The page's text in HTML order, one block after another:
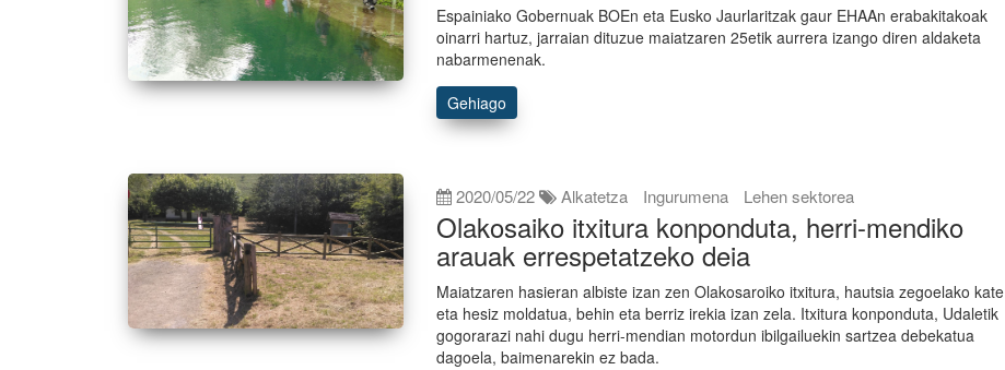
Espainiako Gobernuak BOEn eta Eusko Jaurlaritzak gaur EHAAn erabakitakoak
oinarri hartuz, jarraian dituzue maiatzaren 25etik aurrera izango diren aldaketa
nabarmenenak.
Gehiago
2020/05/22 Alkatetza Ingurumena Lehen sektorea
Olakosaiko itxitura konponduta, herri-mendiko
arauak errespetatzeko deia
Maiatzaren hasieran albiste izan zen Olakosaroiko itxitura, hautsia zegoelako kate
eta hesiz moldatua, behin eta berriz irekia izan zela. Itxitura konponduta, Udaletik
gogorarazi nahi dugu herri-mendian motordun ibilgailuekin sartzea debekatua
dagoela, baimenarekin ez bada.